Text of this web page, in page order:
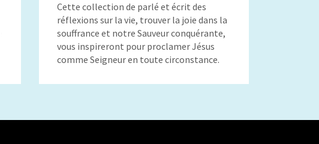
Cette collection de parlé et écrit des
réflexions sur la vie, trouver la joie dans la
souffrance et notre Sauveur conquérante,
vous inspireront pour proclamer Jésus
comme Seigneur en toute circonstance.